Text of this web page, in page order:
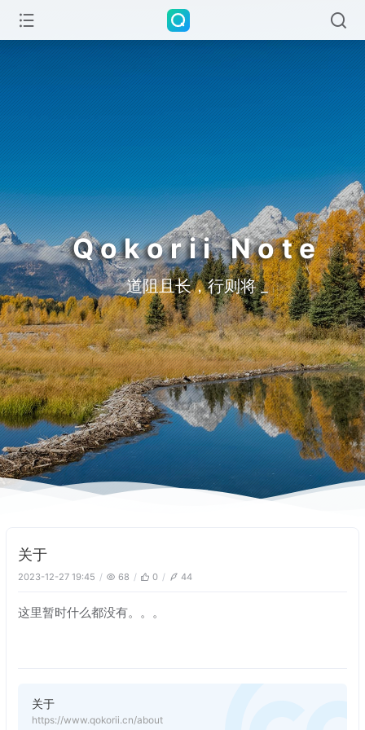
Qokorii Note
道阻且长，行则将至
关于
2023-12-27 19:45 68 0 44
这里暂时什么都没有。。。
关于
https://www.qokorii.cn/about